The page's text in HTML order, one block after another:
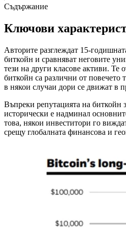
Съдържание
Ключови
Авторите разглеждат 15-
биткойн и сравняват неговите
тези на други класове активи. Те
биткойн са различни от
в някои случаи дори се движат в
Въпреки репутацията на биткойн
исторически е надминал
това, някои инвеститори го
срещу глобалната финансова и